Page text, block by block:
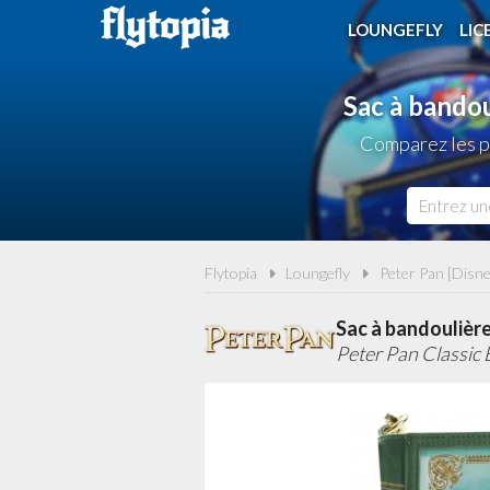
LOUNGEFLY
Sac à
Comparez les
Flytopia Loungefly Peter Pan
Sac à
Peter Pan